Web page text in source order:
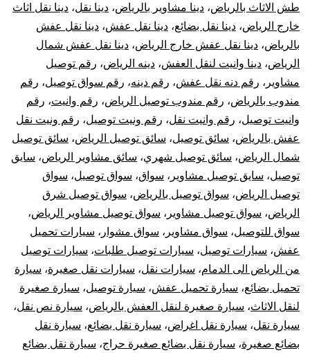
طش الاثاث بالرياض، دينا مشاوير بالرياض، دينا نقل، دينا نقل اثاث
خارج الرياض، دينا نقل بضائع، دينا نقل عفش، دينا نقل عفش
بالرياض، دينا نقل عفش خارج الرياض، دينا نقل عفش شمال
الرياض، دينا وانيت لنقل العفش، دينه الرياض، رقم توصيل
مشاوير ، رقم دنه نقل عفش، رقم دينه، رقم سواق توصيل، رقم
مندوب بالرياض، رقم مندوب توصيل الرياض، رقم وانيت، رقم
وانيت توصيل، رقم وانيت نقل، رقم ونيت توصيل، رقم ونيت نقل
عفش بالرياض، سائق توصيل، سائق توصيل الرياض، سائق توصيل
شمال الرياض، سائق توصيل شهري، سائق مشاوير الرياض، سايق
توصيل، سايق توصيل مشاوير ، سواق، سواق توصيل، سواق
توصيل الرياض، سواق توصيل بالرياض، سواق توصيل شرق
الرياض، سواق توصيل مشاوير ، سواق توصيل مشاوير الرياض،
سواق للتوصيل، سواق مشاوير ، سواق مشوار ، سيارات تحميل
عفش، سيارات توصيل، سيارات توصيل طلبات، سيارات توصيل
من الرياض الى الدمام، سيارات نقل، سيارات نقل صغيرة، سيارة
تحميل بضائع، سيارة تحميل عفش، سيارة توصيل، سيارة صغيرة
لنقل الاثاث، سيارة صغيرة لنقل العفش بالرياض، سيارة نص نقل،
سيارة نقل، سيارة نقل اغراض، سيارة نقل بضائع، سيارة نقل
بضائع صغيرة، سيارة نقل بضائع صغيرة حراج، سيارة نقل بضائع